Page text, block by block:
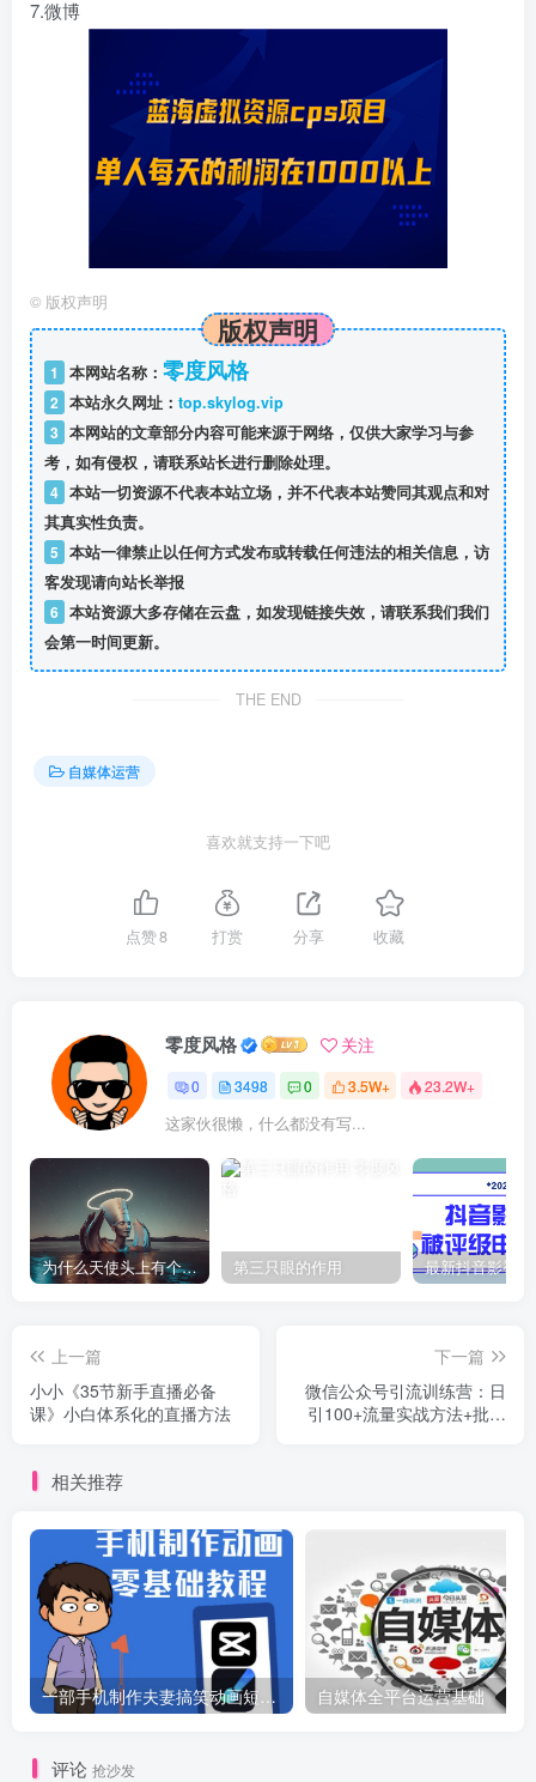
7.微博
© 版权声明
版权声明
1 本网站名称： 零度风格
2 本站永久网址： top.skylog.vip
3 本网站的文章部分内容可能来源于网络，仅供大家学习与参
考，如有侵权，请联系站长进行删除处理。
4 本站一切资源不代表本站立场，并不代表本站赞同其观点和对
其真实性负责。
5 本站一律禁止以任何方式发布或转载任何违法的相关信息，访
客发现请向站长举报
6 本站资源大多存储在云盘，如发现链接失效，请联系我们我们
会第一时间更新。
THE END
自媒体运营
喜欢就支持一下吧
点赞8 打赏 分享 收藏
零度风格 关注
0 3498 0 3.5W+ 23.2W+
这家伙很懒，什么都没有写...
为什么天使头上有个圈？ 第三只眼的作用
上一篇
小小《35节新手直播必备
课》小白体系化的直播方法
下一篇
微信公众号引流训练营：日
引100+流量实战方法+批量
相关推荐
一部手机制作夫妻搞笑动画短视频教程，零基础也能快速上手 自媒体全平台运营基础
评论 抢沙发